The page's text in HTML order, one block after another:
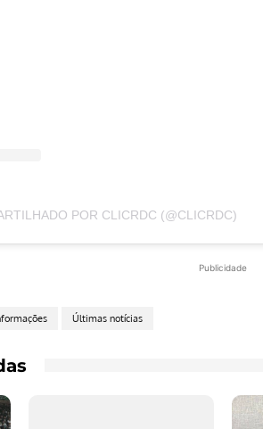
POR CLICRDC (@CLICRDC)
Publicidade
Últimas notícias